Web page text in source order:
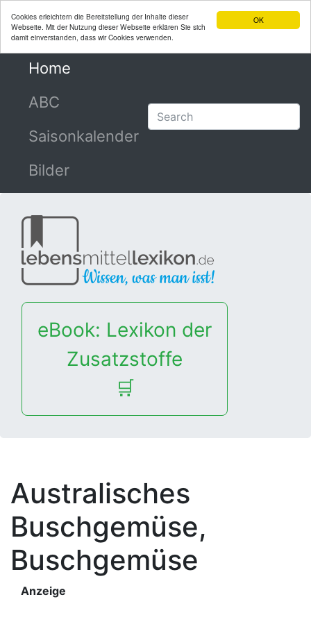
OK
Cookies erleichtern die Bereitstellung der Inhalte dieser
Webseite. Mit der Nutzung dieser Webseite erklären Sie sich
damit einverstanden, dass wir Cookies verwenden.
Home
ABC
Saisonkalender
Bilder
eBook: Lexikon der
Zusatzstoffe
🛒
Australisches
Buschgemüse,
Buschgemüse
Anzeige